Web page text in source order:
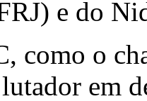
e do
como o
em